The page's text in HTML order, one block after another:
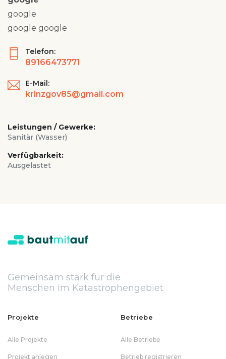
google
google google
Telefon:
89166473771
E-Mail:
krinzgov85@gmail.com
Leistungen / Gewerke:
Sanitär (Wasser)
Verfügbarkeit:
Ausgelastet
Gemeinsam stark für die
Menschen im Katastrophengebiet
Projekte
Alle Projekte
Projekt anlegen
Betriebe
Alle Betriebe
Betrieb registrieren